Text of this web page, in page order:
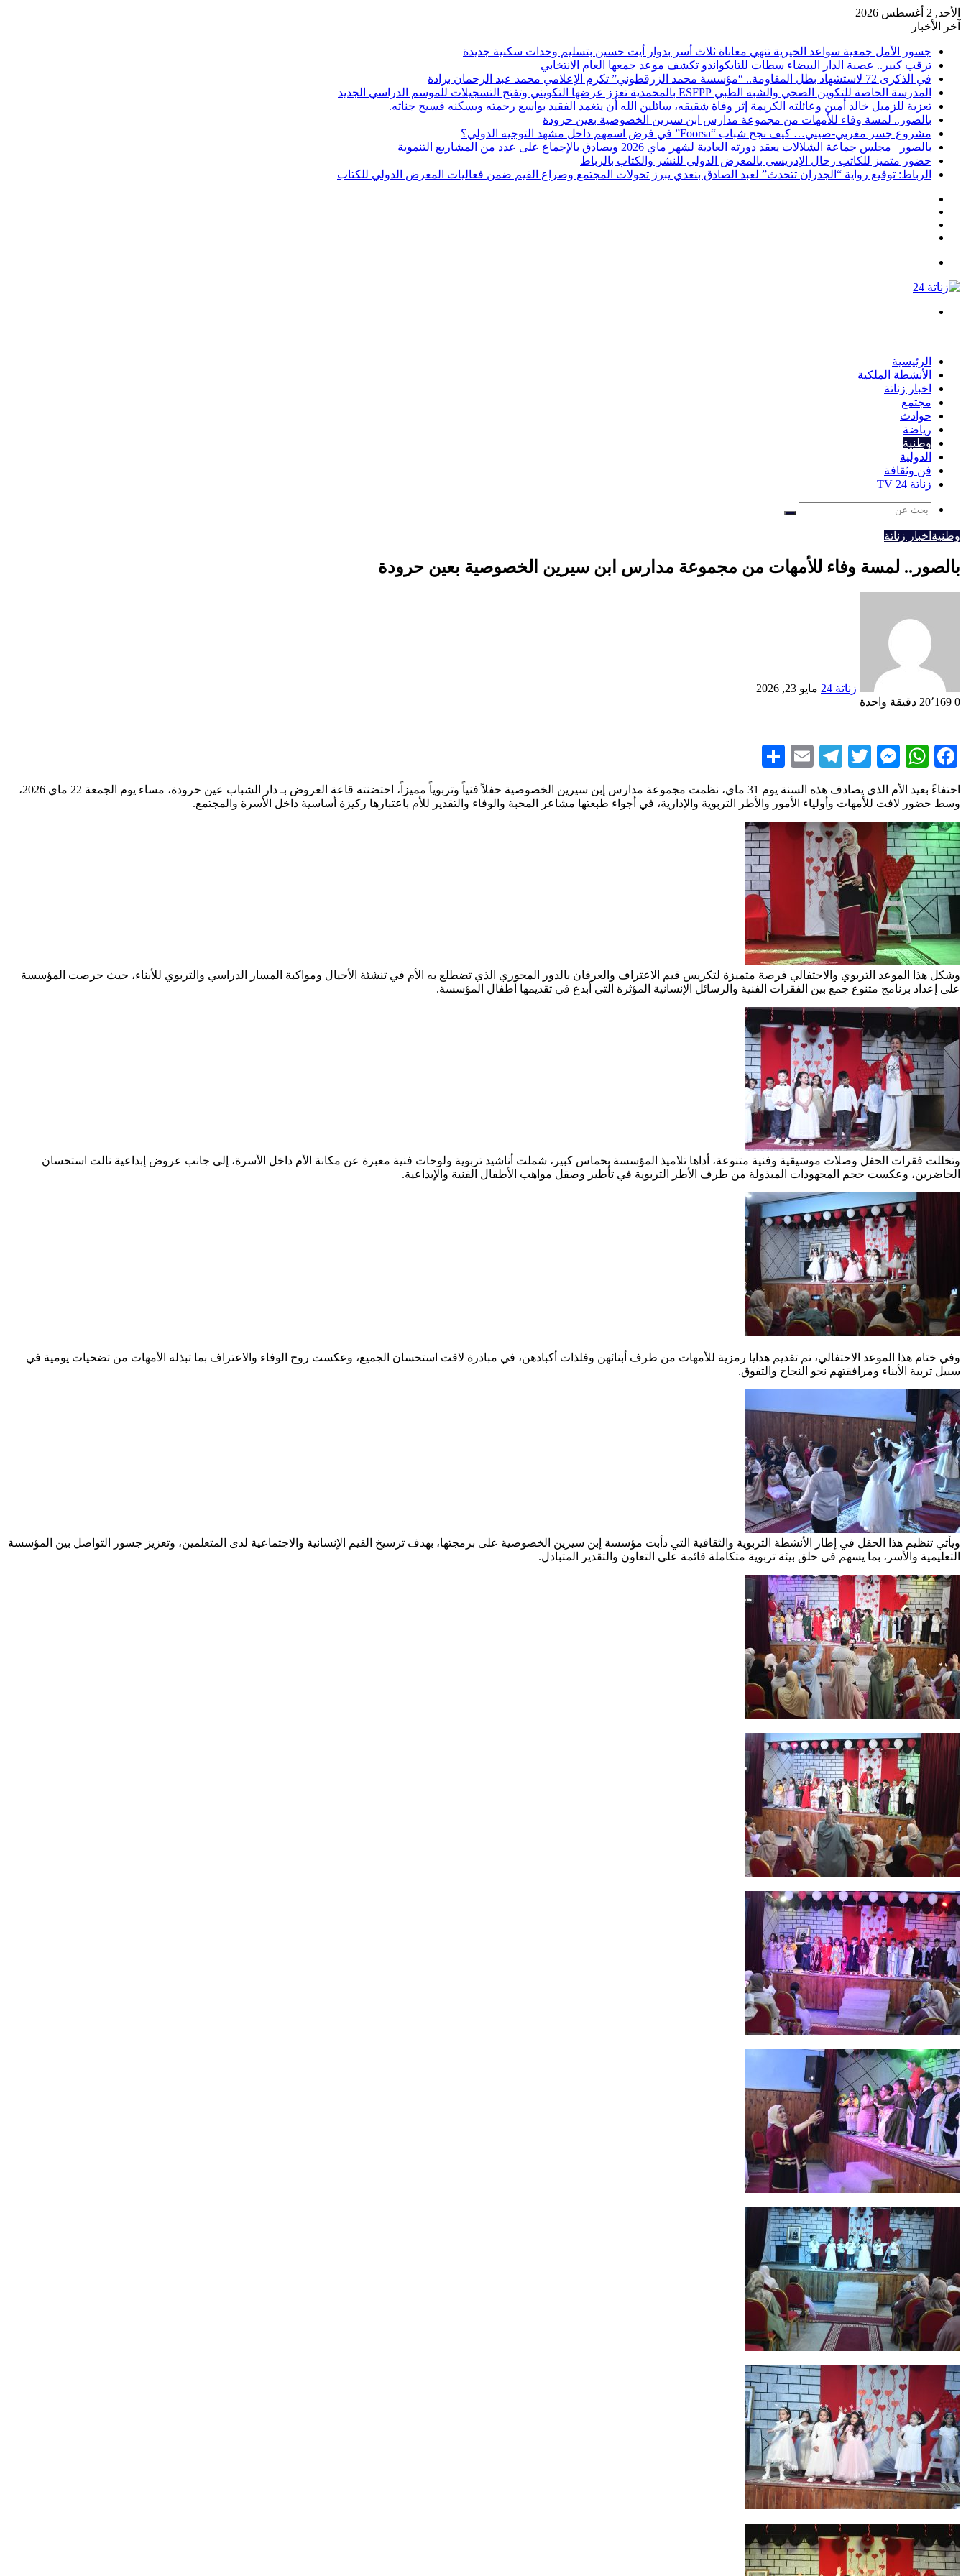
الأحد, 2 أغسطس 2026
آخر الأخبار
​جسور الأمل جمعية سواعد الخيرية تنهي معاناة ثلاث أسر بدوار أيت حسين بتسليم وحدات سكنية جديدة
ترقب كبير.. عصبة الدار البيضاء سطات للتايكواندو تكشف موعد جمعها العام الانتخابي
في الذكرى 72 لاستشهاد بطل المقاومة.. “مؤسسة محمد الزرقطوني” تكرم الإعلامي محمد عبد الرحمان برادة
المدرسة الخاصة للتكوين الصحي والشبه الطبي ESFPP بالمحمدية تعزز عرضها التكويني وتفتح التسجيلات للموسم الدراسي الجديد
تعزية للزميل خالد أمين وعائلته الكريمة إثر وفاة شقيقه، سائلين الله أن يتغمد الفقيد بواسع رحمته ويسكنه فسيح جناته.
بالصور.. لمسة وفاء للأمهات من مجموعة مدارس ابن سيرين الخصوصية بعين حرودة
مشروع جسر مغربي-صيني… كيف نجح شباب “Foorsa” في فرض اسمهم داخل مشهد التوجيه الدولي؟
بالصور _مجلس جماعة الشلالات يعقد دورته العادية لشهر ماي 2026 ويصادق بالإجماع على عدد من المشاريع التنموية
حضور متميز للكاتب رحال الإدريسي بالمعرض الدولي للنشر والكتاب بالرباط
الرباط: توقيع رواية “الجدران تتحدث” لعبد الصادق بنعدي يبرز تحولات المجتمع وصراع القيم ضمن فعاليات المعرض الدولي للكتاب
الرئيسية
الأنشطة الملكية
اخبار زناتة
مجتمع
حوادث
رياضة
وطنية
الدولية
فن وثقافة
زناتة 24 TV
بحث
وطنية اخبار زناتة
بالصور.. لمسة وفاء للأمهات من مجموعة مدارس ابن سيرين الخصوصية بعين حرودة
زناتة 24
مايو 23, 2026
0
دقيقة واحدة
Facebook
WhatsApp
Messenger
Twitter
Telegram
Email
احتفاءً بعيد الأم الذي يصادف هذه السنة يوم 31 ماي، نظمت مجموعة مدارس إبن سيرين الخصوصية حفلاً فنياً وتربوياً مميزاً، احتضنته قاعة العروض بـ دار الشباب عين حرودة، مساء يوم الجمعة 22 ماي 2026،
وسط حضور لافت للأمهات وأولياء الأمور والأطر التربوية والإدارية، في أجواء طبعتها مشاعر المحبة والوفاء والتقدير للأم باعتبارها ركيزة أساسية داخل الأسرة والمجتمع.
وشكل هذا الموعد التربوي والاحتفالي فرصة متميزة لتكريس قيم الاعتراف والعرفان بالدور المحوري الذي تضطلع به الأم في تنشئة الأجيال ومواكبة المسار الدراسي والتربوي للأبناء، حيث حرصت المؤسسة
على إعداد برنامج متنوع جمع بين الفقرات الفنية والرسائل الإنسانية المؤثرة التي أبدع في تقديمها أطفال المؤسسة.
وتخللت فقرات الحفل وصلات موسيقية وفنية متنوعة، أداها تلاميذ المؤسسة بحماس كبير، شملت أناشيد تربوية ولوحات فنية معبرة عن مكانة الأم داخل الأسرة، إلى جانب عروض إبداعية نالت استحسان
الحاضرين، وعكست حجم المجهودات المبذولة من طرف الأطر التربوية في تأطير وصقل مواهب الأطفال الفنية والإبداعية.
وفي ختام هذا الموعد الاحتفالي، تم تقديم هدايا رمزية للأمهات من طرف أبنائهن وفلذات أكبادهن، في مبادرة لاقت استحسان الجميع، وعكست روح الوفاء والاعتراف بما تبذله الأمهات من تضحيات يومية في
سبيل تربية الأبناء ومرافقتهم نحو النجاح والتفوق.
ويأتي تنظيم هذا الحفل في إطار الأنشطة التربوية والثقافية التي دأبت مؤسسة إبن سيرين الخصوصية على برمجتها، بهدف ترسيخ القيم الإنسانية والاجتماعية لدى المتعلمين، وتعزيز جسور التواصل بين المؤسسة
التعليمية والأسر، بما يسهم في خلق بيئة تربوية متكاملة قائمة على التعاون والتقدير المتبادل.